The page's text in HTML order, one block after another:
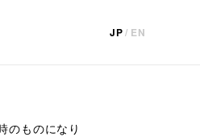
JP/ EN
のものになり